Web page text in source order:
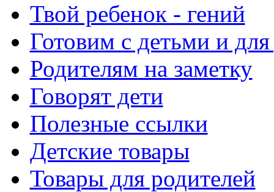
Твой ребенок - гений
Готовим с детьми и для
Родителям на заметку
Говорят дети
Полезные ссылки
Детские товары
Товары для родителей